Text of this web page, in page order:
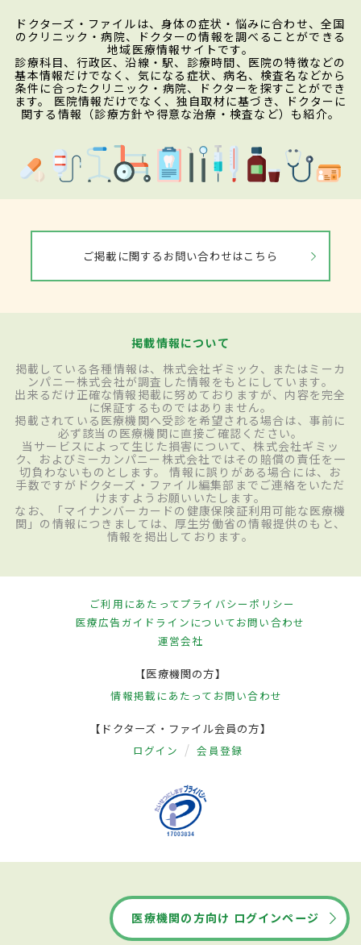
ドクターズ・ファイルは、身体の症状・悩みに合わせ、全国
のクリニック・病院、ドクターの情報を調べることができる
地域医療情報サイトです。
診療科目、行政区、沿線・駅、診療時間、医院の特徴などの
基本情報だけでなく、気になる症状、病名、検査名などから
条件に合ったクリニック・病院、ドクターを探すことができ
ます。 医院情報だけでなく、独自取材に基づき、ドクターに
関する情報（診療方針や得意な治療・検査など）も紹介。
ご掲載に関するお問い合わせはこちら
掲載情報について
掲載している各種情報は、株式会社ギミック、またはミーカ
ンパニー株式会社が調査した情報をもとにしています。
出来るだけ正確な情報掲載に努めておりますが、内容を完全
に保証するものではありません。
掲載されている医療機関へ受診を希望される場合は、事前に
必ず該当の医療機関に直接ご確認ください。
当サービスによって生じた損害について、株式会社ギミッ
ク、およびミーカンパニー株式会社ではその賠償の責任を一
切負わないものとします。 情報に誤りがある場合には、お
手数ですがドクターズ・ファイル編集部までご連絡をいただ
けますようお願いいたします。
なお、「マイナンバーカードの健康保険証利用可能な医療機
関」の情報につきましては、厚生労働省の情報提供のもと、
情報を掲出しております。
ご利用にあたってプライバシーポリシー
医療広告ガイドラインについてお問い合わせ
運営会社
【医療機関の方】
情報掲載にあたって お問い合わせ
【ドクターズ・ファイル会員の方】
ログイン 会員登録
医療機関の方向け ログインページ